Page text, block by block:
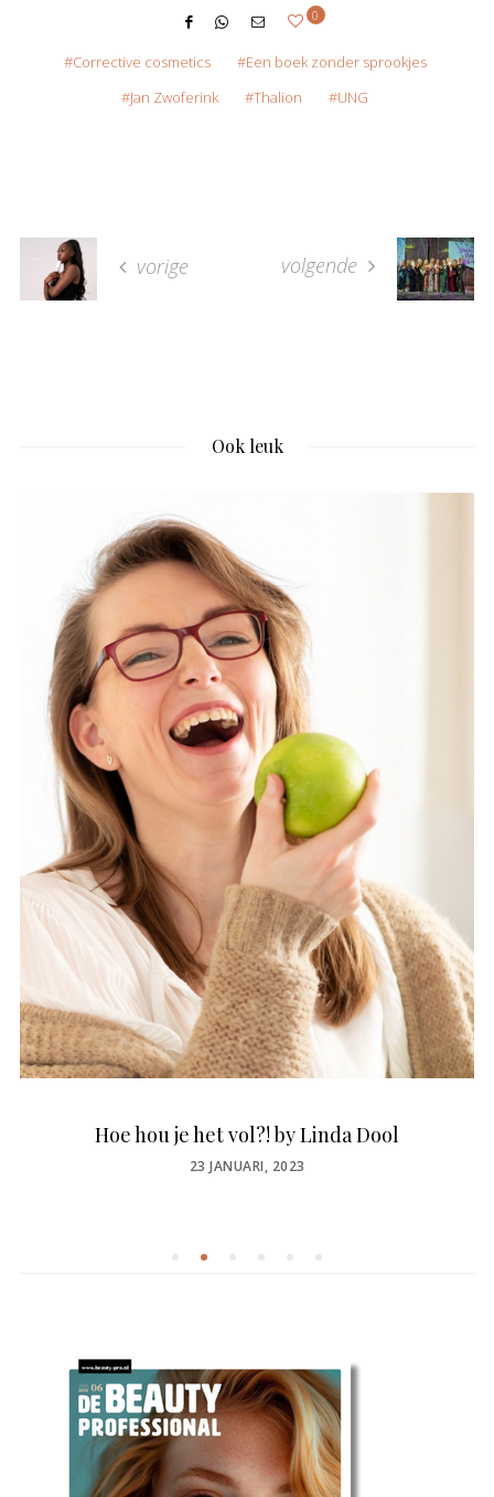
0
Corrective cosmetics
Een boek zonder sprookjes
Jan Zwoferink
Thalion UNG
vorige volgende
Ook leuk
Hoe hou je het vol?! by Linda Dool
POSTED
23 JANUARI, 2023